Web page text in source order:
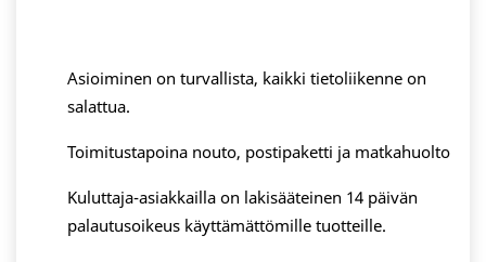
Asioiminen on turvallista, kaikki tietoliikenne on
salattua.
Toimitustapoina nouto, postipaketti ja matkahuolto
Kuluttaja-asiakkailla on lakisääteinen 14 päivän
palautusoikeus käyttämättömille tuotteille.